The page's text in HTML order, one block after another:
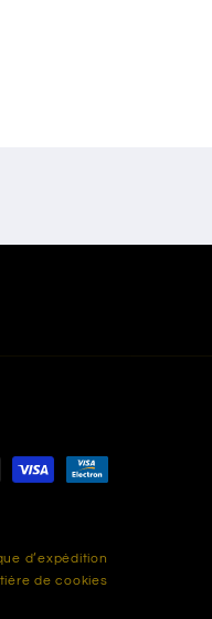
d’expédition
de cookies